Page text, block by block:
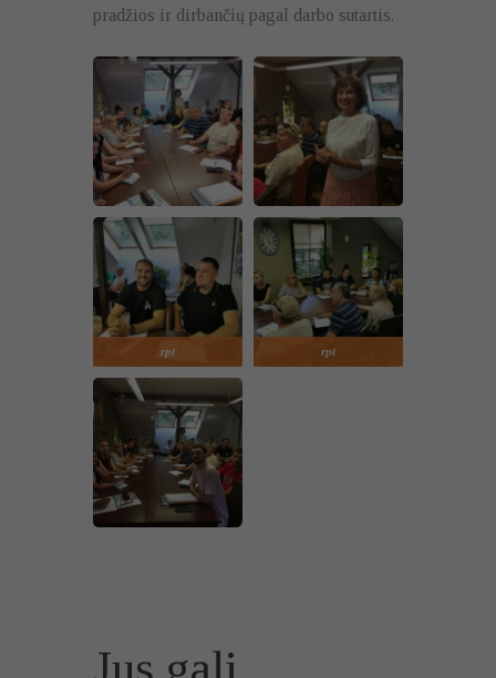
pradžios ir dirbančių pagal darbo sutartis.
rpt rpt